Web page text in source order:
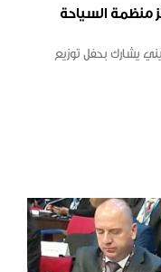
ورؤية آثار الإرهاب
وهويتها.
منظمة السياحة
يشارك بحفل توزيع